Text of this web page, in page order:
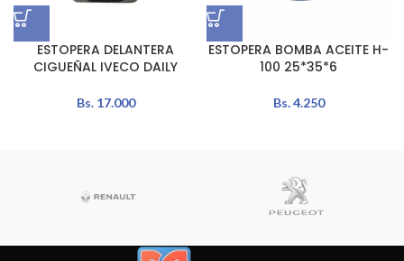
ESTOPERA DELANTERA
CIGUEÑAL IVECO DAILY
Bs.17.000
ESTOPERA BOMBA ACEITE H-
100 25*35*6
Bs.4.250